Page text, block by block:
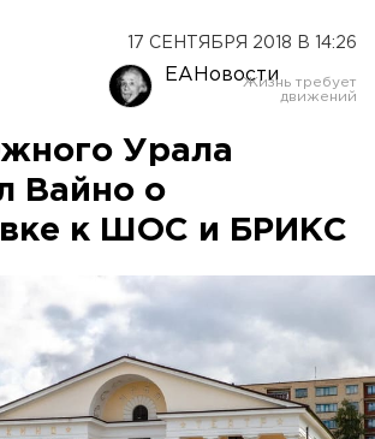
17 СЕНТЯБРЯ 2018 В 14:26
ЕАНовости
Урала
Вайно о
к ШОС и БРИКС